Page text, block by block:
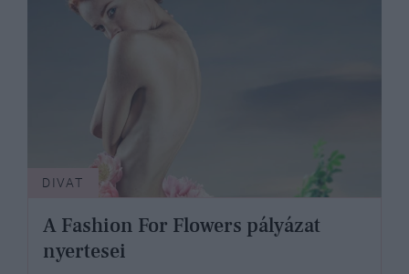
DIVAT
A Fashion For Flowers pályázat
nyertesei